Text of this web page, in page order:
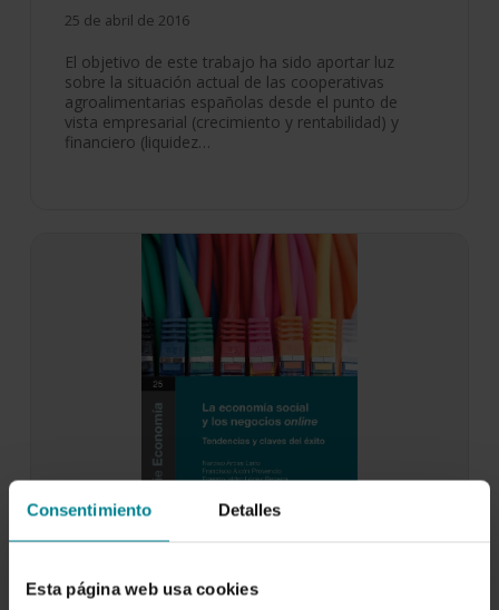
Consentimiento Detalles
Esta página web usa cookies
25 de abril de 2016
El objetivo de este trabajo ha sido aportar luz
sobre la situación actual de las cooperativas
agroalimentarias españolas desde el punto de
vista empresarial (crecimiento y rentabilidad) y
financiero (liquidez…
La economía social y los negocios online.